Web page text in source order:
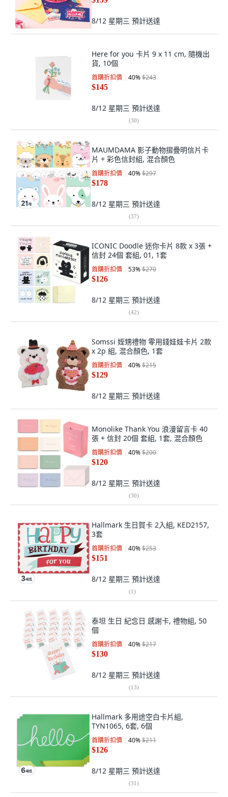
8/12 星期三 預計送達
Here for you 卡片 9 x 11 cm, 隨機出
貨, 10個
首購折扣價 40%$243
$145
8/12 星期三 預計送達
(30)
MAUMDAMA 影子動物摺疊明信片卡
片 + 彩色信封組, 混合顏色
首購折扣價 40%$297
$178
8/12 星期三 預計送達
(37)
ICONIC Doodle 迷你卡片 8款 x 3張 +
信封 24個 套組, 01, 1套
首購折扣價 53%$270
$126
8/12 星期三 預計送達
(42)
Somssi 姪甥禮物 零用錢娃娃卡片 2款
x 2p 組, 混合顏色, 1套
首購折扣價 40%$215
$129
8/12 星期三 預計送達
Monolike Thank You 浪漫留言卡 40
張 + 信封 20個 套組, 1套, 混合顏色
首購折扣價 40%$200
$120
8/12 星期三 預計送達
(30)
Hallmark 生日賀卡 2入組, KED2157,
3套
首購折扣價 40%$253
$151
8/12 星期三 預計送達
(1)
泰坦 生日 紀念日 感謝卡, 禮物組, 50
個
首購折扣價 40%$217
$130
8/12 星期三 預計送達
(13)
Hallmark 多用途空白卡片組,
TYN1065, 6套, 6個
首購折扣價 40%$211
$126
8/12 星期三 預計送達
(31)